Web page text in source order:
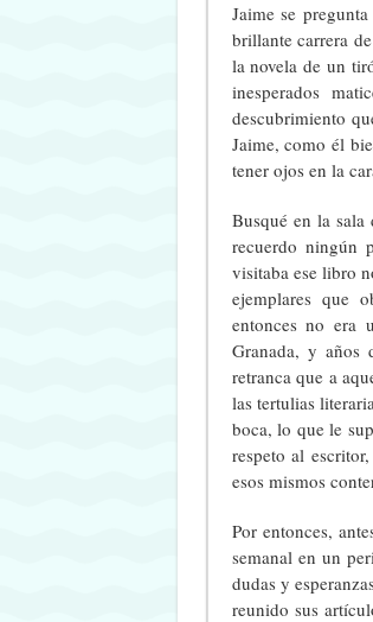
Jaime se
brillante carrera
la novela de un
inesperados
descubrimiento
Jaime, como él
tener ojos en la
Busqué en la sala
recuerdo ningún
visitaba ese libro
ejemplares que
entonces no era
Granada, y años
retranca que a
las tertulias
boca, lo que le
respeto al
esos mismos
Por entonces,
semanal en un
dudas y
reunido sus